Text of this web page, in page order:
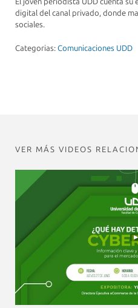
digital del canal privado, donde
sociales.
Categorias: Comunicaciones UDD
VER MÁS VIDEOS